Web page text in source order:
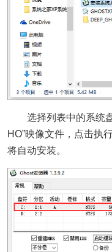
选择列表中的系统盘
HO”映像文件，点击执
将自动安装。